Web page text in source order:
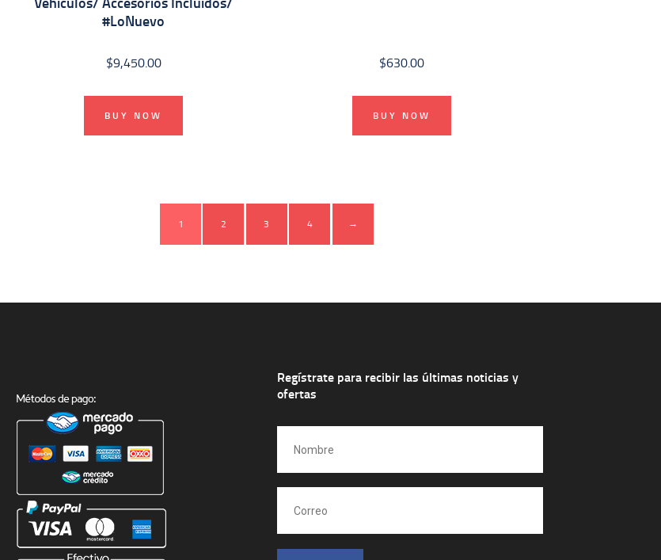
#LoNuevo
$9,450.00
BUY NOW
$630.00
BUY NOW
1 2 3 4 →
Regístrate para recibir las últimas noticias y
ofertas